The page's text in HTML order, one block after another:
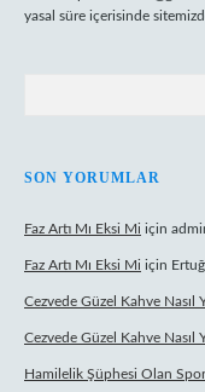
yasal süre içerisinde
SON YORUMLAR
Faz Artı Mı Eksi Mi için
Faz Artı Mı Eksi Mi için
Cezvede Güzel Kahve Nasıl
Cezvede Güzel Kahve Nasıl
Hamilelik Şüphesi Olan